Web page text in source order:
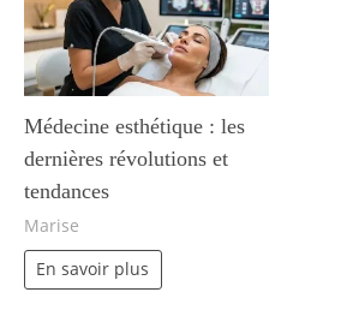
Médecine esthétique : les
dernières révolutions et
tendances
Marise
En savoir plus